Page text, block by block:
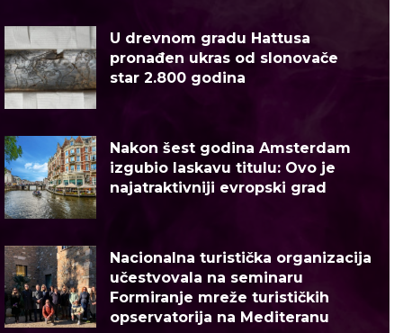
U drevnom gradu Hattusa
pronađen ukras od slonovače
star 2.800 godina
Nakon šest godina Amsterdam
izgubio laskavu titulu: Ovo je
najatraktivniji evropski grad
Nacionalna turistička organizacija
učestvovala na seminaru
Formiranje mreže turističkih
opservatorija na Mediteranu